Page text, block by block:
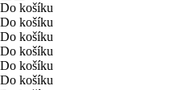
Do košíku
Do košíku
Do košíku
Do košíku
Do košíku
Do košíku